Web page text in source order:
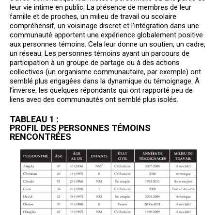
leur vie intime en public. La présence de membres de leur
famille et de proches, un milieu de travail ou scolaire
compréhensif, un voisinage discret et l’intégration dans une
communauté apportent une expérience globalement positive
aux personnes témoins. Cela leur donne un soutien, un cadre,
un réseau. Les personnes témoins ayant un parcours de
participation à un groupe de partage ou à des actions
collectives (un organisme communautaire, par exemple) ont
semblé plus engagées dans la dynamique du témoignage. À
l’inverse, les quelques répondants qui ont rapporté peu de
liens avec des communautés ont semblé plus isolés.
TABLEAU 1 :
PROFIL DES PERSONNES TÉMOINS
RENCONTRÉES